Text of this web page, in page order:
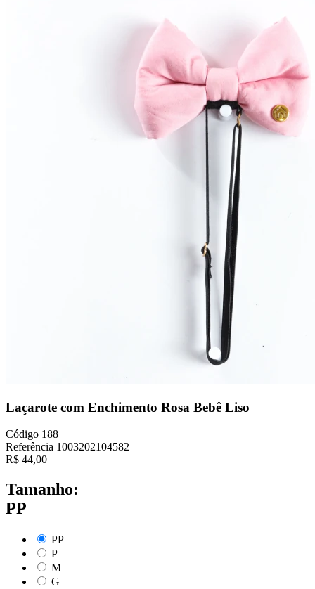
Laçarote com Enchimento Rosa Bebê Liso
Código 188
Referência 1003202104582
R$ 44,00
Tamanho:
PP
PP
P
M
G